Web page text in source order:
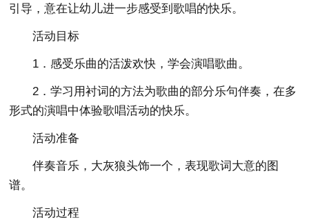
引导，意在让幼儿进一步感受到歌唱的快乐。
活动目标
1．感受乐曲的活泼欢快，学会演唱歌曲。
2．学习用衬词的方法为歌曲的部分乐句伴奏，在多
形式的演唱中体验歌唱活动的快乐。
活动准备
伴奏音乐，大灰狼头饰一个，表现歌词大意的图
谱。
活动过程